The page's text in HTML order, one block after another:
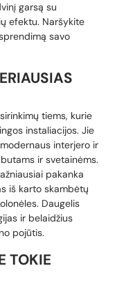
garsą su
efektu. Naršykite
savo
tiems, kurie
instaliacijos. Jie
interjero ir
ir svetainėms.
pakanka
iš karto skambėtų
Daugelis
ir belaidžius
pojūtis.
TOKIE